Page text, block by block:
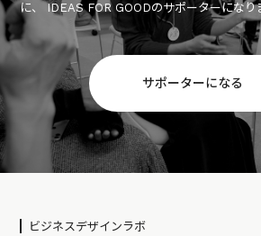
に、 IDEAS FOR GOODのサポーターになり
サポーターになる
ビジネスデザインラボ